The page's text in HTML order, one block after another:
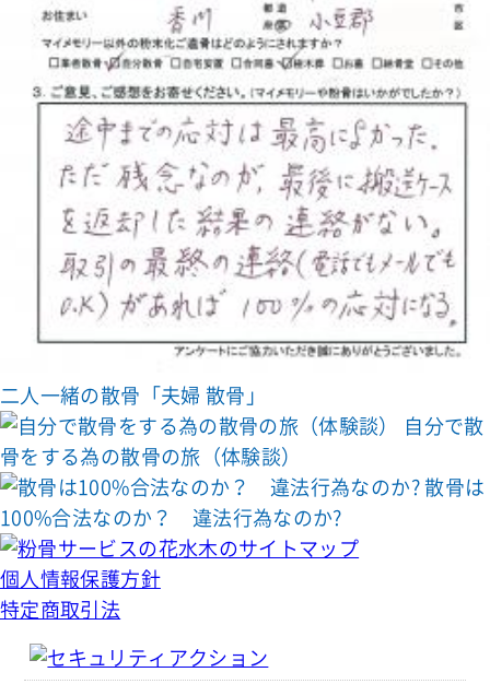
二人一緒の散骨「夫婦 散骨」
自分で散
骨をする為の散骨の旅（体験談）
散骨は
100%合法なのか？ 違法行為なのか?
個人情報保護方針
特定商取引法